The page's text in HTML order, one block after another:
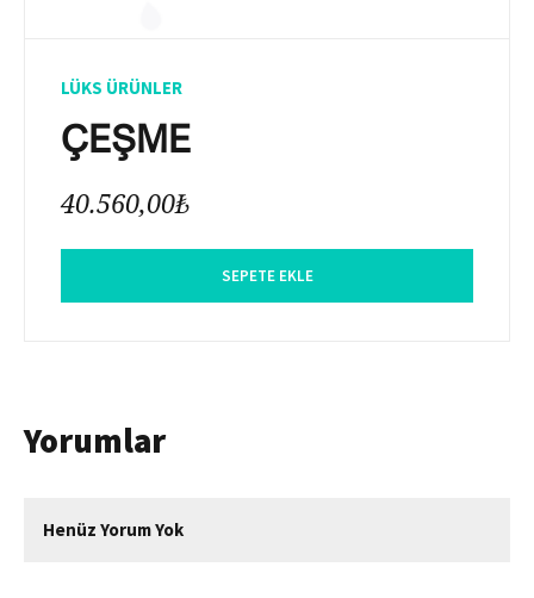
LÜKS ÜRÜNLER
ÇEŞME
40.560,00₺
SEPETE EKLE
Yorumlar
Henüz Yorum Yok